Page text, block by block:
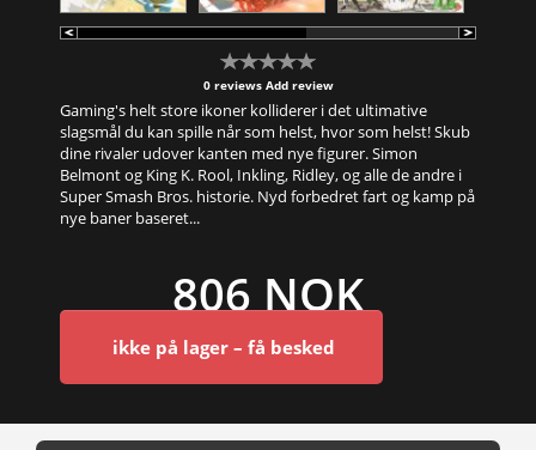
0 reviews Add review
Gaming's helt store ikoner kolliderer i det ultimative
slagsmål du kan spille når som helst, hvor som helst! Skub
dine rivaler udover kanten med nye figurer. Simon
Belmont og King K. Rool, Inkling, Ridley, og alle de andre i
Super Smash Bros. historie. Nyd forbedret fart og kamp på
nye baner baseret...
806 NOK
ikke på lager – få besked